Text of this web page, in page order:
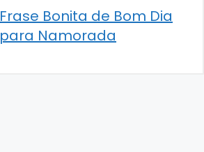
Frase Bonita de Bom Dia
para Namorada